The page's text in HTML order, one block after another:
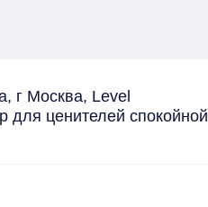
г Москва, Level
для ценителей спокойной